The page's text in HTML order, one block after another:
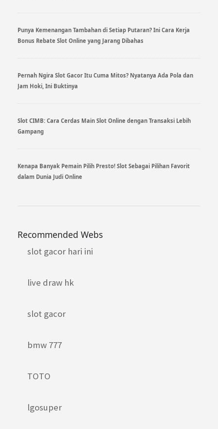
Punya Kemenangan Tambahan di Setiap Putaran? Ini Cara Kerja
Bonus Rebate Slot Online yang Jarang Dibahas
Pernah Ngira Slot Gacor Itu Cuma Mitos? Nyatanya Ada Pola dan
Jam Hoki, Ini Buktinya
Slot CIMB: Cara Cerdas Main Slot Online dengan Transaksi Lebih
Gampang
Kenapa Banyak Pemain Pilih Presto! Slot Sebagai Pilihan Favorit
dalam Dunia Judi Online
Recommended Webs
slot gacor hari ini
live draw hk
slot gacor
bmw 777
TOTO
lgosuper